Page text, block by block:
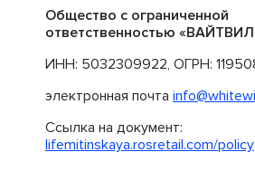
Общество с ограниченной
ответственностью
ИНН: 5032309922, ОГРН:
электронная почта
Ссылка на документ:
lifemitinskaya.rosretail.com/policy